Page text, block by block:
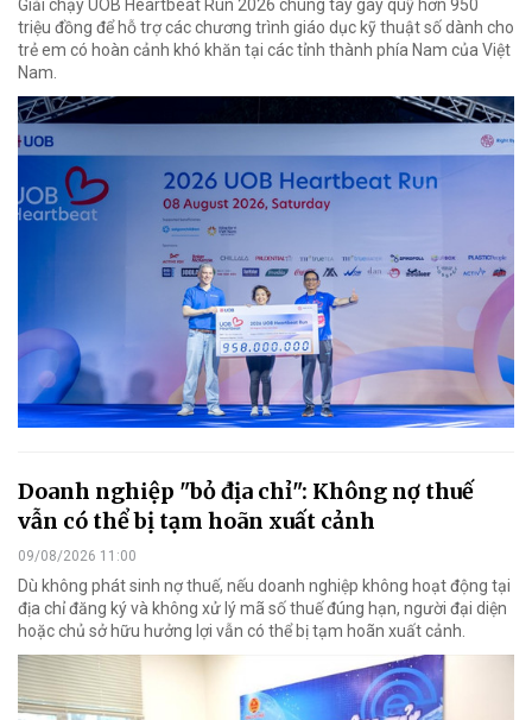
Giải chạy UOB Heartbeat Run 2026 chung tay gây quỹ hơn 950
triệu đồng để hỗ trợ các chương trình giáo dục kỹ thuật số dành cho
trẻ em có hoàn cảnh khó khăn tại các tỉnh thành phía Nam của Việt
Nam.
Doanh nghiệp "bỏ địa chỉ": Không nợ thuế
vẫn có thể bị tạm hoãn xuất cảnh
09/08/2026 11:00
Dù không phát sinh nợ thuế, nếu doanh nghiệp không hoạt động tại
địa chỉ đăng ký và không xử lý mã số thuế đúng hạn, người đại diện
hoặc chủ sở hữu hưởng lợi vẫn có thể bị tạm hoãn xuất cảnh.